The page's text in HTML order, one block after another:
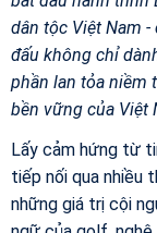
dân tộc Việt Nam
đấu không chỉ
phần lan tỏa niềm
bền vững của Việt
Lấy cảm hứng từ
tiếp nối qua nhiều
những giá trị cội